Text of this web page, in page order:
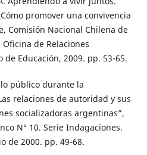
promover una convivencia
Comisión Nacional Chilena de
Oficina de Relaciones
Educación, 2009. pp. 53-65.
lo público durante la
relaciones de autoridad y sus
socializadoras argentinas”,
N° 10. Serie Indagaciones.
de 2000. pp. 49-68.